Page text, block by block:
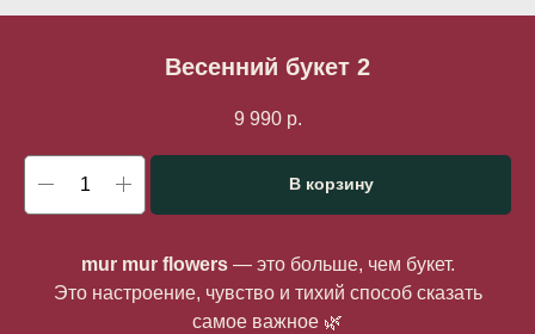
Весенний букет 2
9 990 р.
В корзину
mur mur flowers— это больше, чем букет.
Это настроение, чувство и тихий способ сказать
самое важное 🌿